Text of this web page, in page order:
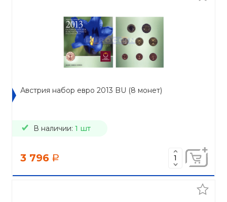
Австрия набор евро 2013 BU (8 монет)
В наличии: 1 шт
3 796 a